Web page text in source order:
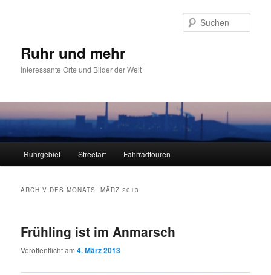
Ruhr und mehr
Interessante Orte und Bilder der Welt
Ruhrgebiet Streetart Fahrradtouren
ARCHIV DES MONATS:MÄRZ 2013
Frühling ist im Anmarsch
Veröffentlicht am4. März 2013